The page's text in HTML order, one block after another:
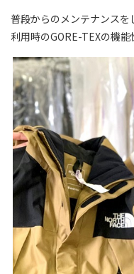
普段からのメンテナンス
利用時のGORE-TEXの機能